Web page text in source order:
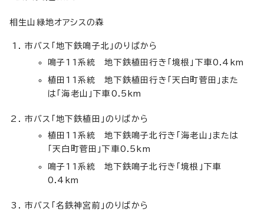
相生山緑地オアシスの森
市バス「地下鉄鳴子北」のりばから
鳴子11系統 地下鉄植田行き「境根」下車0.4km
植田11系統 地下鉄植田行き「天白町菅田」また
は「海老山」下車0.5km
市バス「地下鉄植田」のりばから
植田11系統 地下鉄鳴子北行き「海老山」または
「天白町菅田」下車0.5km
鳴子11系統 地下鉄鳴子北行き「境根」下車
0.4km
市バス「名鉄神宮前」のりばから